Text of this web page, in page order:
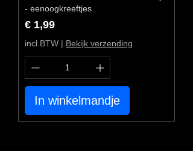
- eenoogkreeftjes
Prijs
€ 1,99
incl.BTW | Bekijk verzending
In winkelmandje